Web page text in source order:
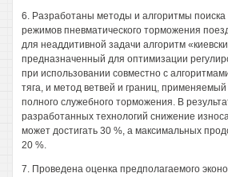
6. Разработаны методы и алгоритмы
режимов пневматического торможения
для неаддитивной задачи алгоритм
предназначенный для оптимизации
при использовании совместно с
тяга, и метод ветвей и границ,
полного служебного торможения. В
разработанных технологий снижение
может достигать 30 %, а максимальных
20 %.
7. Проведена оценка предполагаемого